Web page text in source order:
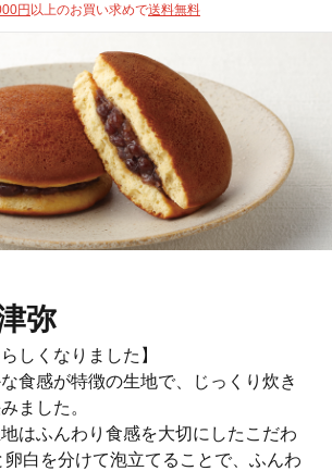
円 以上のお買い求めで送料無料
弥
しくなりました】
食感が特徴の生地で、じっくり炊き
ました。
はふんわり食感を大切にしたこだわ
卵白を分けて泡立てることで、ふんわ